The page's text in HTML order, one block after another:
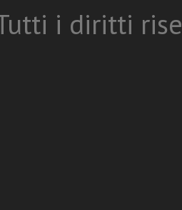
i diritti